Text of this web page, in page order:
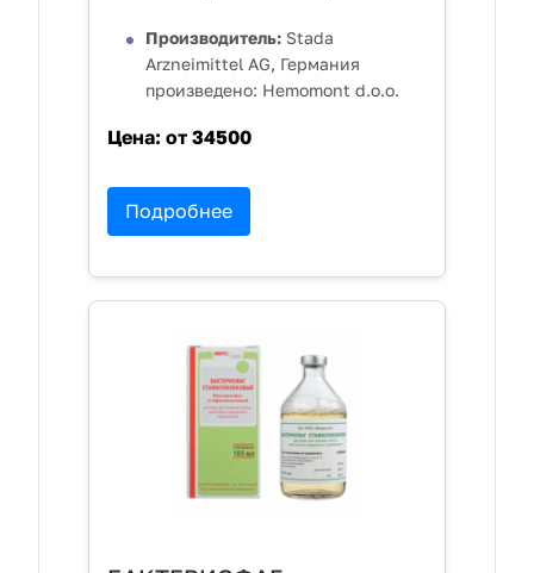
Производитель: Stada
Arzneimittel AG, Германия
произведено: Hemomont d.o.o.
Цена: от 34500
Подробнее